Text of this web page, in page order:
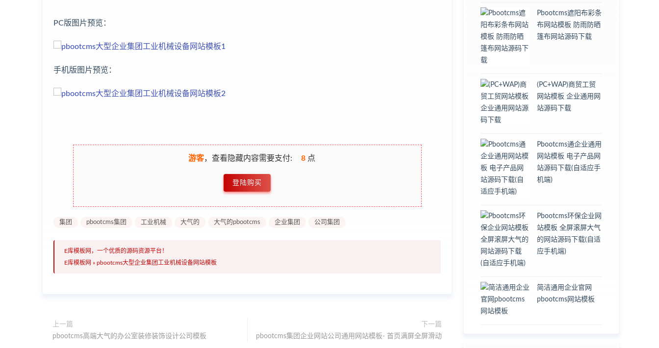
PC版图片预览：
手机版图片预览：
游客，查看隐藏内容需要支付: 8点
登陆购买
集团 pbootcms集团 工业机械 大气的 大气的pbootcms 企业集团 公司集团
E库模板网，一个优质的源码资源平台！
E库模板网 » pbootcms大型企业集团工业机械设备网站模板
上一篇
pbootcms高端大气的办公室装修装饰设计公司模板
下一篇
pbootcms集团企业网站公司通用网站模板- 首页满屏全屏滑动
Pbootcms遮阳布彩条
布网站模板 防雨防晒
篷布网站源码下载
(PC+WAP)商贸工贸
网站模板 企业通用网
站源码下载
Pbootcms通企业通用
网站模板 电子产品网
站源码下载(自适应手
机端)
Pbootcms环保企业网
站模板 全屏滚屏大气
的网站源码下载(自适
应手机端)
简洁通用企业官网
pbootcms网站模板